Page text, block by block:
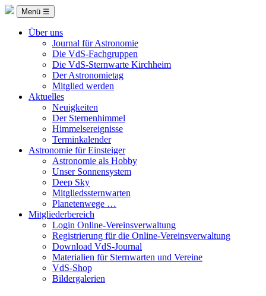
Menü ☰
Über uns
Journal für Astronomie
Die VdS-Fachgruppen
Die VdS-Sternwarte Kirchheim
Der Astronomietag
Mitglied werden
Aktuelles
Neuigkeiten
Der Sternenhimmel
Himmelsereignisse
Terminkalender
Astronomie für Einsteiger
Astronomie als Hobby
Unser Sonnensystem
Deep Sky
Mitgliedssternwarten
Planetenwege …
Mitgliederbereich
Login Online-Vereinsverwaltung
Registrierung für die Online-Vereinsverwaltung
Download VdS-Journal
Materialien für Sternwarten und Vereine
VdS-Shop
Bildergalerien